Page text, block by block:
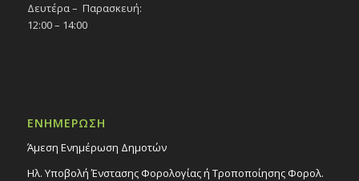
Δευτέρα – Παρασκευή:
12:00 – 14:00
ΕΝΗΜΕΡΩΣΗ
Άμεση Ενημέρωση Δημοτών
Ηλ. Υποβολή Ένστασης Φορολογίας ή Τροποποίησης Φορολ.